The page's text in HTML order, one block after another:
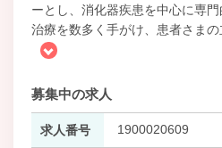
ーとし、消化器疾患を中心に専
治療を数多く手がけ、患者さま
募集中の求人
求人番号 1900020609